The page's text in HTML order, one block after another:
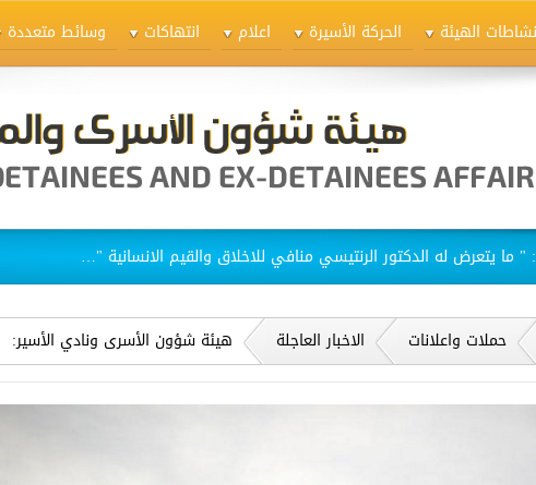
نشاطات الهيئة الحركة الأسيرة اعلام انتهاكات وسائط متعددة
الانتهاكات بحق الاسيرات في سجن "الدامون"
حملات واعلانات الاخبار العاجلة
هيئة شؤون الأسرى ونادي الأسير:
المحاكم العسكرية الإسرائيلية تشدّد
أحكامها بحق العمال الفلسطينيين